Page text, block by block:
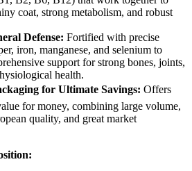
coat, strong metabolism, and robust
Defense: Fortified with precise
iron, manganese, and selenium to
support for strong bones, joints,
health.
for Ultimate Savings: Offers
for money, combining large volume,
quality, and great market